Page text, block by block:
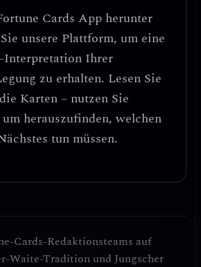
Cards App herunter
unsere Plattform, um eine
Interpretation Ihrer
zu erhalten. Lesen Sie
Karten – nutzen Sie
herauszufinden, welchen
tun müssen.
Cards-Redaktionsteams auf
Waite-Tradition und Jungscher